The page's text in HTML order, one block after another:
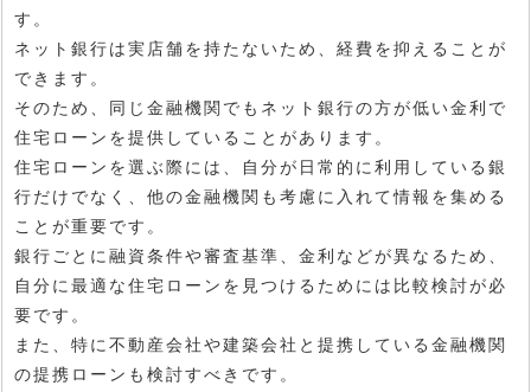
す。
ネット銀行は実店舗を持たないため、経費を抑えることが
できます。
そのため、同じ金融機関でもネット銀行の方が低い金利で
住宅ローンを提供していることがあります。
住宅ローンを選ぶ際には、自分が日常的に利用している銀
行だけでなく、他の金融機関も考慮に入れて情報を集める
ことが重要です。
銀行ごとに融資条件や審査基準、金利などが異なるため、
自分に最適な住宅ローンを見つけるためには比較検討が必
要です。
また、特に不動産会社や建築会社と提携している金融機関
の提携ローンも検討すべきです。